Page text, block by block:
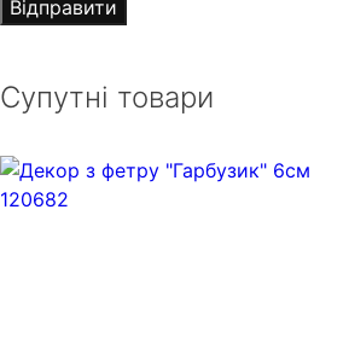
Супутні товари